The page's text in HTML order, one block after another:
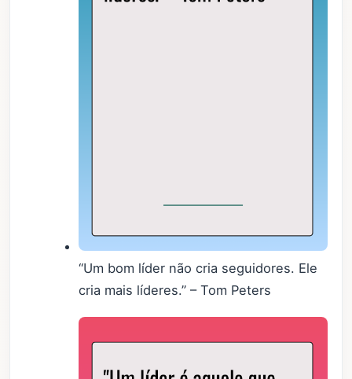
“Um bom líder não cria seguidores. Ele
cria mais líderes.” – Tom Peters